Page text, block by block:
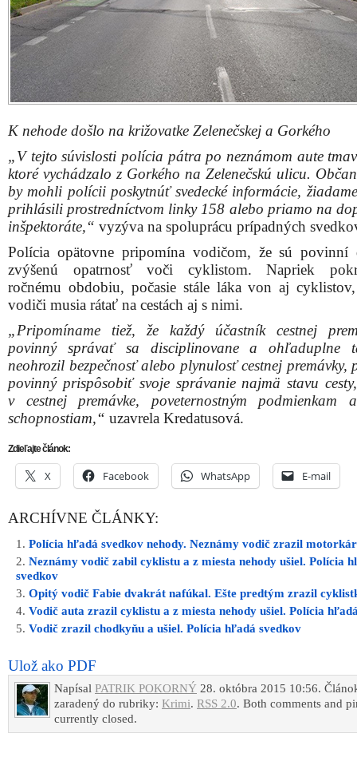
K nehode došlo na križovatke Zelenečskej a Gorkého
„V tejto súvislosti polícia pátra po neznámom aute
ktoré vychádzalo z Gorkého na Zelenečskú ulicu.
by mohli polícii poskytnúť svedecké informácie,
prihlásili prostredníctvom linky 158 alebo priamo na
inšpektoráte,“ vyzýva na spoluprácu prípadných
Polícia opätovne pripomína vodičom, že sú povinní
zvýšenú opatrnosť voči cyklistom. Napriek
ročnému obdobiu, počasie stále láka von aj
vodiči musia rátať na cestách aj s nimi.
„Pripomíname tiež, že každý účastník cestnej
povinný správať sa disciplinovane a ohľaduplne
neohrozil bezpečnosť alebo plynulosť cestnej premávky,
povinný prispôsobiť svoje správanie najmä stavu
v cestnej premávke, poveternostným podmienkam
schopnostiam,“ uzavrela Kredatusová.
Zdieľajte článok:
X Facebook WhatsApp E-mail
ARCHÍVNE ČLÁNKY:
Polícia hľadá svedkov nehody. Neznámy vodič zrazil
Neznámy vodič zabil cyklistu a z miesta nehody ušiel. Polícia
svedkov
Opitý vodič Fabie dvakrát nafúkal. Ešte predtým zrazil
Vodič auta zrazil cyklistu a z miesta nehody ušiel. Polícia
Vodič zrazil chodkyňu a ušiel. Polícia hľadá svedkov
Ulož ako PDF
Napísal PATRIK POKORNÝ 28. októbra 2015 10:56.
zaradený do rubriky: Krimi. RSS 2.0. Both comments and
currently closed.